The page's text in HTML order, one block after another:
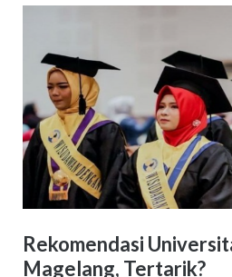
Rekomendasi
Magelang, Tertarik?